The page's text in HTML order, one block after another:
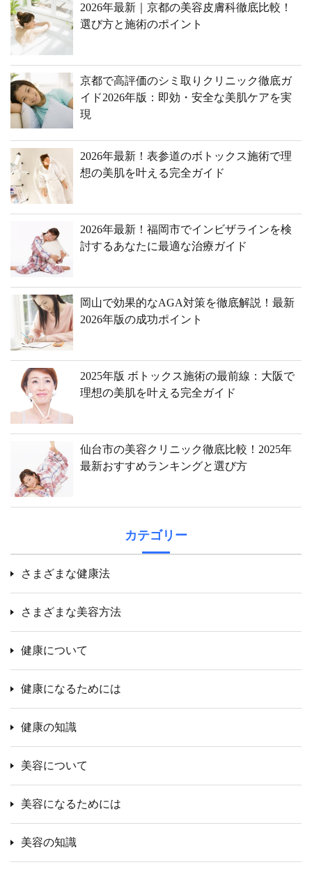
2026年最新｜京都の美容皮膚科徹底比較！
選び方と施術のポイント
京都で高評価のシミ取りクリニック徹底ガ
イド2026年版：即効・安全な美肌ケアを実
現
2026年最新！表参道のボトックス施術で理
想の美肌を叶える完全ガイド
2026年最新！福岡市でインビザラインを検
討するあなたに最適な治療ガイド
岡山で効果的なAGA対策を徹底解説！最新
2026年版の成功ポイント
2025年版 ボトックス施術の最前線：大阪で
理想の美肌を叶える完全ガイド
仙台市の美容クリニック徹底比較！2025年
最新おすすめランキングと選び方
カテゴリー
さまざまな健康法
さまざまな美容方法
健康について
健康になるためには
健康の知識
美容について
美容になるためには
美容の知識